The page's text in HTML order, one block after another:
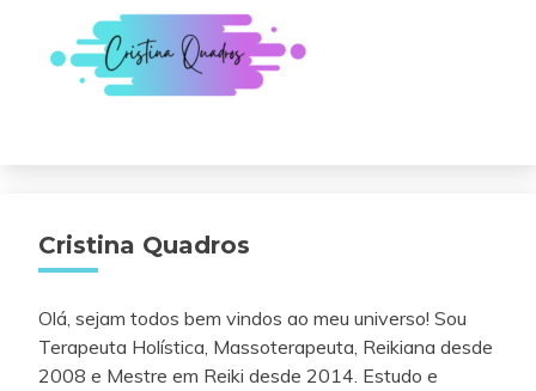
Cristina Quadros
Olá, sejam todos bem vindos ao meu universo! Sou
Terapeuta Holística, Massoterapeuta, Reikiana desde
2008 e Mestre em Reiki desde 2014. Estudo e